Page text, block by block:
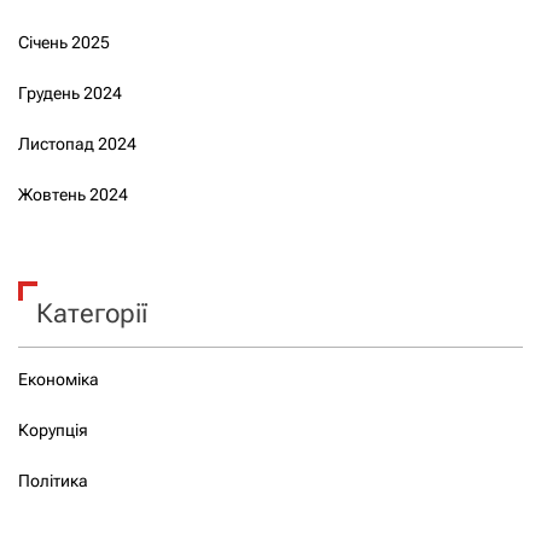
Січень 2025
Грудень 2024
Листопад 2024
Жовтень 2024
Категорії
Економіка
Корупція
Політика